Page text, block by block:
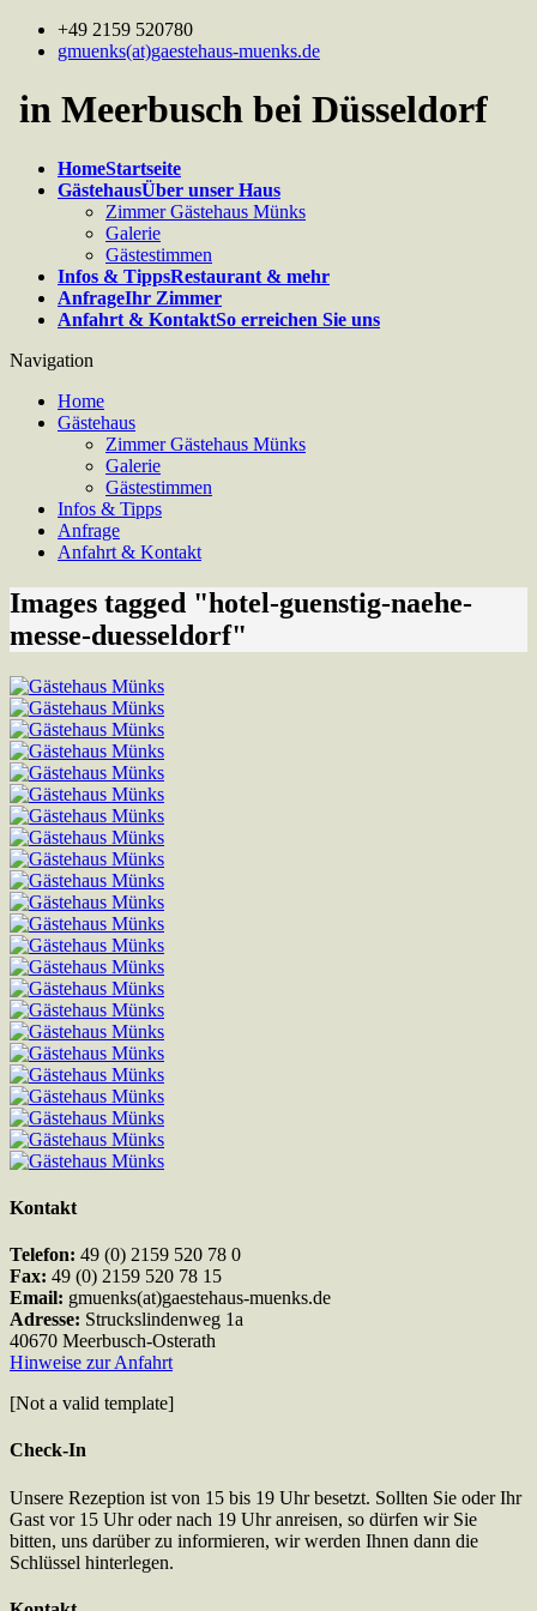
+49 2159 520780
gmuenks(at)gaestehaus-muenks.de
in Meerbusch bei Düsseldorf
HomeStartseite
GästehausÜber unser Haus
Zimmer Gästehaus Münks
Galerie
Gästestimmen
Infos & TippsRestaurant & mehr
AnfrageIhr Zimmer
Anfahrt & KontaktSo erreichen Sie uns
Navigation
Home
Gästehaus
Zimmer Gästehaus Münks
Galerie
Gästestimmen
Infos & Tipps
Anfrage
Anfahrt & Kontakt
Images tagged "hotel-guenstig-naehe-
messe-duesseldorf"
Kontakt
Telefon: 49 (0) 2159 520 78 0
Fax: 49 (0) 2159 520 78 15
Email: gmuenks(at)gaestehaus-muenks.de
Adresse: Struckslindenweg 1a
40670 Meerbusch-Osterath
Hinweise zur Anfahrt
[Not a valid template]
Check-In
Unsere Rezeption ist von 15 bis 19 Uhr besetzt. Sollten Sie oder Ihr
Gast vor 15 Uhr oder nach 19 Uhr anreisen, so dürfen wir Sie
bitten, uns darüber zu informieren, wir werden Ihnen dann die
Schlüssel hinterlegen.